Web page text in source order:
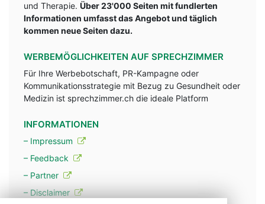
und Therapie. Über 23'000 Seiten mit fundlerten
Informationen umfasst das Angebot und täglich
kommen neue Seiten dazu.
WERBEMÖGLICHKEITEN AUF SPRECHZIMMER
Für Ihre Werbebotschaft, PR-Kampagne oder
Kommunikationsstrategie mit Bezug zu Gesundheit oder
Medizin ist sprechzimmer.ch die ideale Platform
INFORMATIONEN
– Impressum
– Feedback
– Partner
– Disclaimer